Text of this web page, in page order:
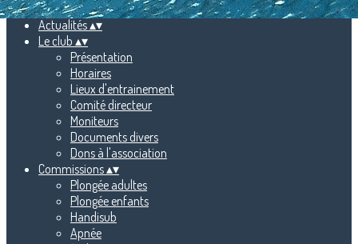
Accueil▴▾
Actualités▴▾
Le club ▴▾
Présentation
Horaires
Lieux d'entrainement
Comité directeur
Moniteurs
Documents divers
Dons à l'association
Commissions▴▾
Plongée adultes
Plongée enfants
Handisub
Apnée